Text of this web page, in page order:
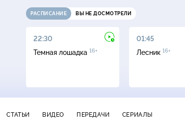
РАСПИСАНИЕ ВЫ НЕ ДОСМОТРЕЛИ
22:30
Темная лошадка 16+
01:45
Лесник 16+
СТАТЬИ ВИДЕО ПЕРЕДАЧИ СЕРИАЛЫ